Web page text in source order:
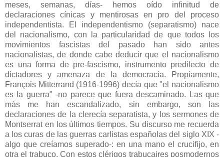
meses, semanas, días- hemos oído infinitud de
declaraciones cínicas y mentirosas en pro del proceso
independentista. El independentismo (separatismo) nace
del nacionalismo, con la particularidad de que todos los
movimientos fascistas del pasado han sido antes
nacionalistas, de donde cabe deducir que el nacionalismo
es una forma de pre-fascismo, instrumento predilecto de
dictadores y amenaza de la democracia. Propiamente,
François Mitterrand (1916-1996) decía que "el nacionalismo
es la guerra" -no parece que fuera descaminado. Las que
más me han escandalizado, sin embargo, son las
declaraciones de la clerecía separatista, y los sermones de
Montserrat en los últimos tiempos. Su discurso me recuerda
a los curas de las guerras carlistas españolas del siglo XIX -
algo que creíamos superado-: en una mano el crucifijo, en
otra el trabuco. Con estos clérigos trabucaires posmodernos